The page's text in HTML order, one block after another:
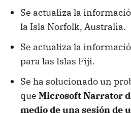
Se actualiza la
la Isla Norfolk, Australia.
Se actualiza la
para las Islas Fiji.
Se ha solucionado un
que Microsoft Narrator
medio de una sesión de